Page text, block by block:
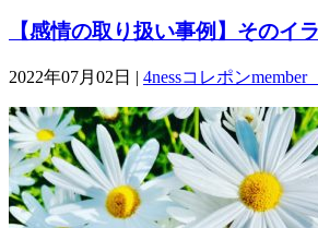
【感情の取り扱い事例】そのイ
2022年07月02日 | 4nessコレポン